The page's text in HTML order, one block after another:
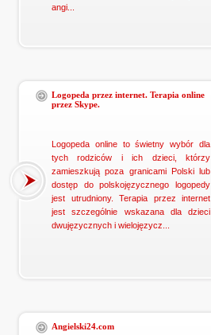
angi...
Logopeda przez internet. Terapia online
przez Skype.
Logopeda online to świetny wybór dla
tych rodziców i ich dzieci, którzy
zamieszkują poza granicami Polski lub
dostęp do polskojęzycznego logopedy
jest utrudniony. Terapia przez internet
jest szczególnie wskazana dla dzieci
dwujęzycznych i wielojęzycz...
Angielski24.com